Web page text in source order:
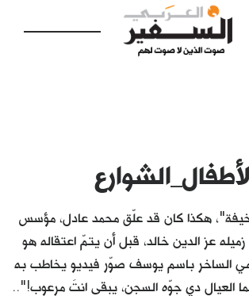
هكذا كان قد علّق محمد عادل، مؤسس
عز الدين خالد، قبل أن يتمّ اعتقاله هو
الساخر باسم يوسف صوّر فيديو يخاطب به
العيال دي جوّه السجن، يبقى انتَ مرعوب!"..